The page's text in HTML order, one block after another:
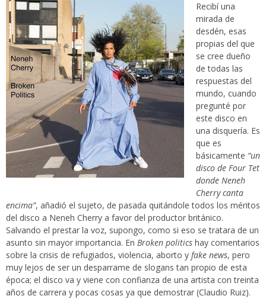
Recibí una
mirada de
desdén, esas
propias del que
se cree dueño
de todas las
respuestas del
mundo, cuando
pregunté por
este disco en
una disquería. Es
que es
básicamente “un
disco de Four Tet
donde Neneh
Cherry canta
encima”, añadió el sujeto, de pasada quitándole todos los méritos
del disco a Neneh Cherry a favor del productor británico.
Salvando el prestar la voz, supongo, como si eso se tratara de un
asunto sin mayor importancia. En Broken politics hay comentarios
sobre la crisis de refugiados, violencia, aborto y fake news, pero
muy lejos de ser un desparrame de slogans tan propio de esta
época; el disco va y viene con confianza de una artista con treinta
años de carrera y pocas cosas ya que demostrar (Claudio Ruiz).